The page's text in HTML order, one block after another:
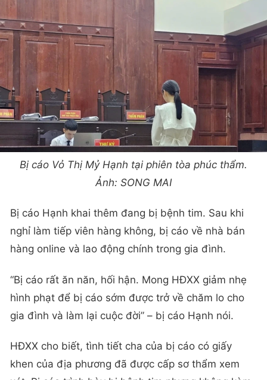
Bị cáo Vỏ Thị Mỷ Hạnh tại phiên tòa phúc thẩm.
Ảnh: SONG MAI
Bị cáo Hạnh khai thêm đang bị bệnh tim. Sau khi
nghỉ làm tiếp viên hàng không, bị cáo về nhà bán
hàng online và lao động chính trong gia đình.
“Bị cáo rất ăn năn, hối hận. Mong HĐXX giảm nhẹ
hình phạt để bị cáo sớm được trở về chăm lo cho
gia đình và làm lại cuộc đời” – bị cáo Hạnh nói.
HĐXX cho biết, tình tiết cha của bị cáo có giấy
khen của địa phương đã được cấp sơ thẩm xem